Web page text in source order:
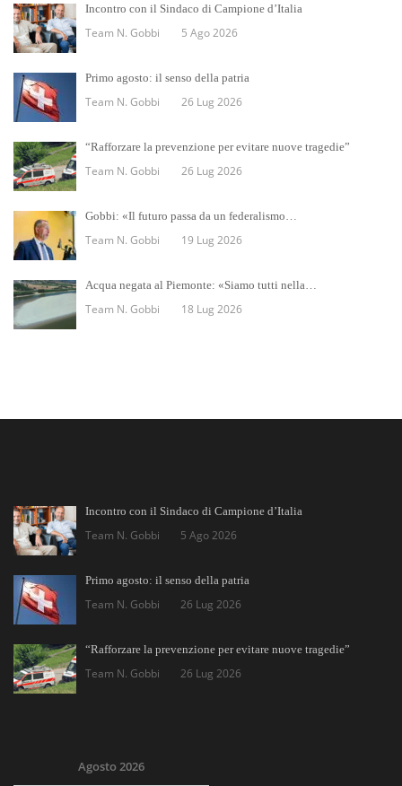
Incontro con il Sindaco di Campione d’Italia
Team N. Gobbi 5 Ago 2026
Primo agosto: il senso della patria
Team N. Gobbi 26 Lug 2026
“Rafforzare la prevenzione per evitare nuove tragedie”
Team N. Gobbi 26 Lug 2026
Gobbi: «Il futuro passa da un federalismo…
Team N. Gobbi 19 Lug 2026
Acqua negata al Piemonte: «Siamo tutti nella…
Team N. Gobbi 18 Lug 2026
Incontro con il Sindaco di Campione d’Italia
Team N. Gobbi 5 Ago 2026
Primo agosto: il senso della patria
Team N. Gobbi 26 Lug 2026
“Rafforzare la prevenzione per evitare nuove tragedie”
Team N. Gobbi 26 Lug 2026
Agosto 2026